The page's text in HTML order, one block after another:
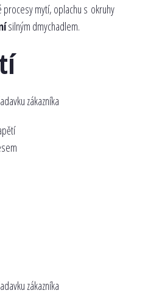
procesy mytí, oplachu s okruhy
silným dmychadlem.
zákazníka
zákazníka